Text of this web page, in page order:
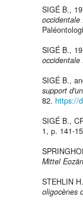
SIGÉ B.,
occidentale
SIGÉ B.,
occidentale
SIGÉ B.,
support
82. https://
SIGÉ B.,
1, p. 141-
Mittel
STEHLIN
oligocènes